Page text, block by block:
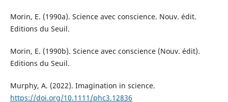
Morin, E. (1990a). Science avec conscience. Nouv. édit.
Editions du Seuil.
Morin, E. (1990b). Science avec conscience (Nouv. édit).
Editions du Seuil.
Murphy, A. (2022). Imagination in science.
https://doi.org/10.1111/phc3.12836